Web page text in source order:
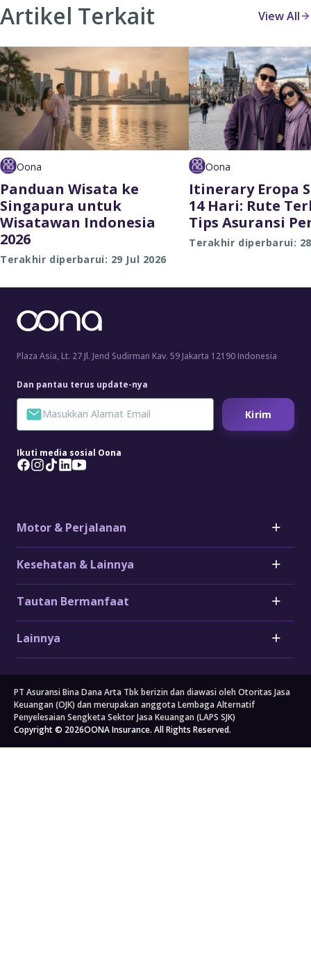
Artikel Terkait View All
Oona
Panduan Wisata ke
Singapura untuk
Wisatawan Indonesia
2026
Terakhir diperbarui: 29 Jul 2026
Oona
Itinerary Eropa
14 Hari: Rute
Tips Asuransi
Terakhir diperbarui: 28
Plaza Asia, Lt. 27 Jl. Jend Sudirman Kav. 59 Jakarta 12190 Indonesia
Ikuti media sosial Oona
Dan pantau terus update-nya
Kirim
Motor & Perjalanan
Asuransi Mobil
Asuransi Mobil Toyota
Asuransi Mobil Honda
Asuransi Mobil Daihatsu
Asuransi Mobil Listrik
Asuransi Perjalanan
Asuransi Perjalanan Jepang
Asuransi Perjalanan Korea Selatan
Asuransi Perjalanan Singapura
Kesehatan & Lainnya
Asuransi Jantung
Asuransi Stroke
Asuransi Kanker
Asuransi Penyakit Kritis Big 3
Asuransi Kecelakaan Diri
Asuransi Rumah
Asuransi Properti
Asuransi Kargo
Tautan Bermanfaat
Formulir
Bengkel Mobil
Lainnya
Tata Kelola Perusahaan
Berita
Blog
Kahoona (Portal Distribusi)
PT Asuransi Bina Dana Arta Tbk berizin dan diawasi oleh Otoritas Jasa
Keuangan (OJK) dan merupakan anggota Lembaga Alternatif
Penyelesaian Sengketa Sektor Jasa Keuangan (LAPS SJK)
Copyright © 2026OONA Insurance. All Rights Reserved.